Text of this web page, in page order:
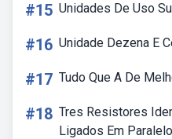
#15 Unidades De Uso
#16 Unidade Dezena E
#17 Tudo Que A De
#18 Tres Resistores
Ligados Em Paralelo